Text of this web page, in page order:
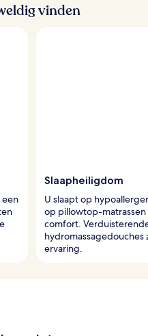
vinden
een
Slaapheiligdom
U slaapt op
op pillowtop-
comfort.
ervaring.